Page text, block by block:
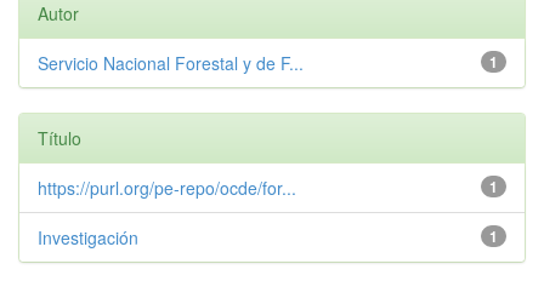
Autor
1
Servicio Nacional Forestal y de F...
Título
1
https://purl.org/pe-repo/ocde/for...
1
Investigación